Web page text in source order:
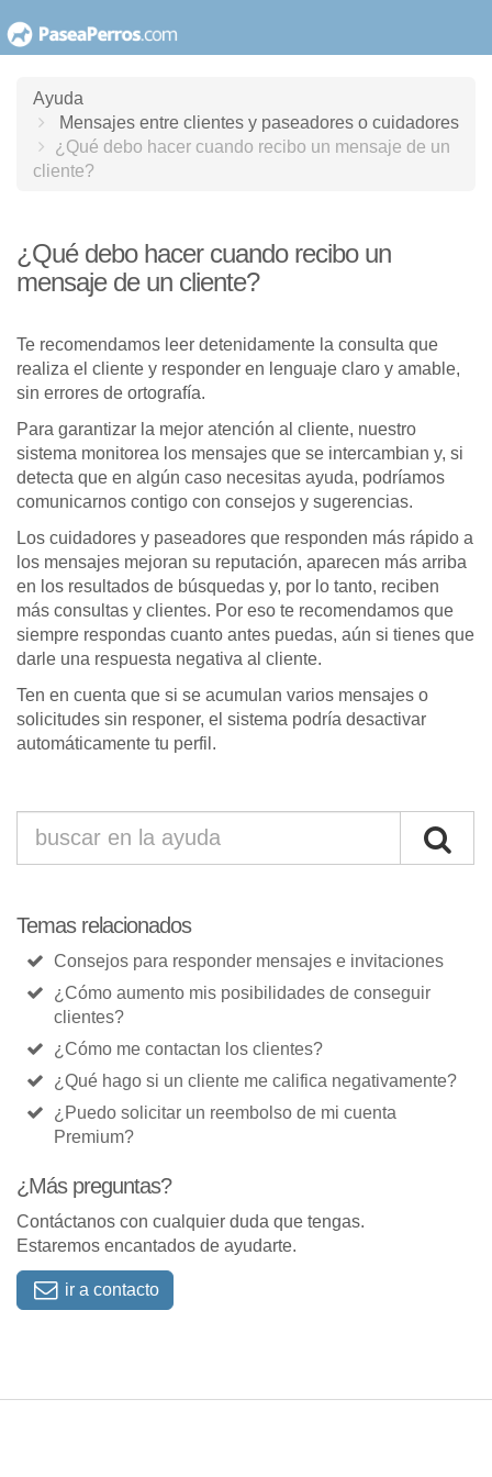
al
contenido
Ayuda
Mensajes entre clientes y paseadores o cuidadores
¿Qué debo hacer cuando recibo un mensaje de un
cliente?
¿Qué debo hacer cuando recibo un
mensaje de un cliente?
Te recomendamos leer detenidamente la consulta que
realiza el cliente y responder en lenguaje claro y amable,
sin errores de ortografía.
Para garantizar la mejor atención al cliente, nuestro
sistema monitorea los mensajes que se intercambian y, si
detecta que en algún caso necesitas ayuda, podríamos
comunicarnos contigo con consejos y sugerencias.
Los cuidadores y paseadores que responden más rápido a
los mensajes mejoran su reputación, aparecen más arriba
en los resultados de búsquedas y, por lo tanto, reciben
más consultas y clientes. Por eso te recomendamos que
siempre respondas cuanto antes puedas, aún si tienes que
darle una respuesta negativa al cliente.
Ten en cuenta que si se acumulan varios mensajes o
solicitudes sin responer, el sistema podría desactivar
automáticamente tu perfil.
Temas relacionados
Consejos para responder mensajes e invitaciones
¿Cómo aumento mis posibilidades de conseguir
clientes?
¿Cómo me contactan los clientes?
¿Qué hago si un cliente me califica negativamente?
¿Puedo solicitar un reembolso de mi cuenta
Premium?
¿Más preguntas?
Contáctanos con cualquier duda que tengas.
Estaremos encantados de ayudarte.
ir a contacto